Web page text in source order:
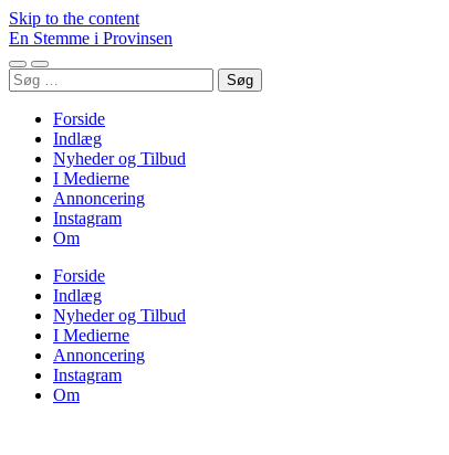
Skip to the content
En Stemme i Provinsen
Toggle
mobile
Toggle
search
Søg
efter:
Forside
Indlæg
Nyheder og Tilbud
I Medierne
Annoncering
Instagram
Om
Forside
Indlæg
Nyheder og Tilbud
I Medierne
Annoncering
Instagram
Om